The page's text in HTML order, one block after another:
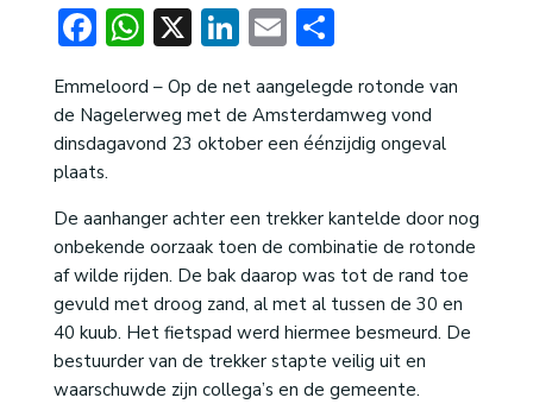
Facebook
WhatsApp
X LinkedIn
EmailDelen
Emmeloord – Op de net aangelegde rotonde van
de Nagelerweg met de Amsterdamweg vond
dinsdagavond 23 oktober een éénzijdig ongeval
plaats.
De aanhanger achter een trekker kantelde door nog
onbekende oorzaak toen de combinatie de rotonde
af wilde rijden. De bak daarop was tot de rand toe
gevuld met droog zand, al met al tussen de 30 en
40 kuub. Het fietspad werd hiermee besmeurd. De
bestuurder van de trekker stapte veilig uit en
waarschuwde zijn collega’s en de gemeente.